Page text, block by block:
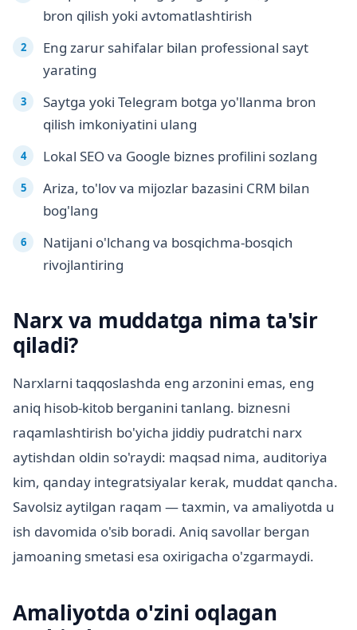
bron qilish yoki avtomatlashtirish
Eng zarur sahifalar bilan professional sayt
yarating
Saytga yoki Telegram botga yo'llanma bron
qilish imkoniyatini ulang
Lokal SEO va Google biznes profilini sozlang
Ariza, to'lov va mijozlar bazasini CRM bilan
bog'lang
Natijani o'lchang va bosqichma-bosqich
rivojlantiring
Narx va muddatga nima ta'sir
qiladi?
Narxlarni taqqoslashda eng arzonini emas, eng
aniq hisob-kitob berganini tanlang. biznesni
raqamlashtirish bo'yicha jiddiy pudratchi narx
aytishdan oldin so'raydi: maqsad nima, auditoriya
kim, qanday integratsiyalar kerak, muddat qancha.
Savolsiz aytilgan raqam — taxmin, va amaliyotda u
ish davomida o'sib boradi. Aniq savollar bergan
jamoaning smetasi esa oxirigacha o'zgarmaydi.
Amaliyotda o'zini oqlagan